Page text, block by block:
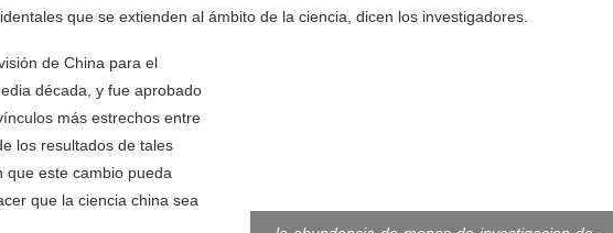
que se extienden al ámbito de la ciencia, dicen los investigadores.
de China para el
década, y fue aprobado
más estrechos entre
los resultados de tales
que este cambio pueda
que la ciencia china sea